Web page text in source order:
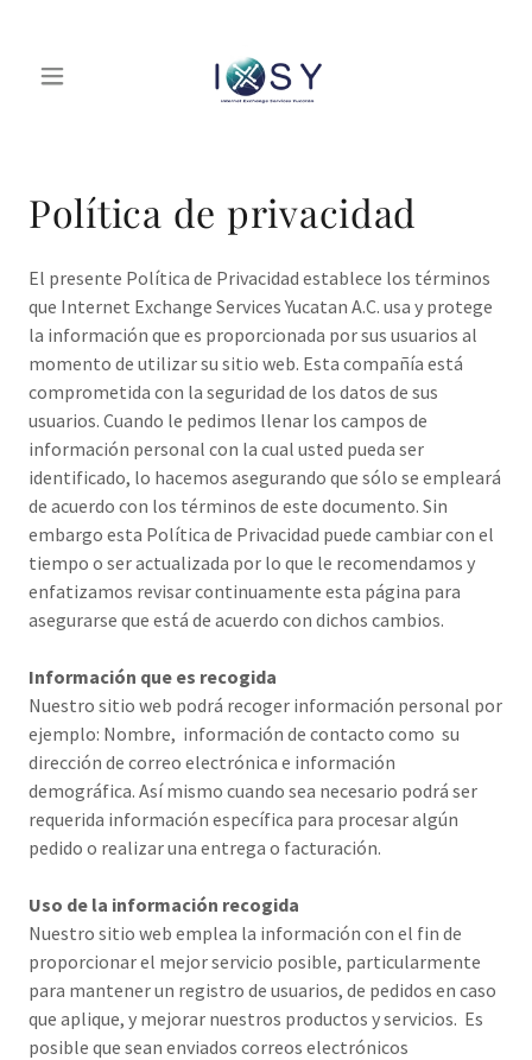
Política de privacidad
El presente Política de Privacidad establece los términos
que Internet Exchange Services Yucatan A.C. usa y protege
la información que es proporcionada por sus usuarios al
momento de utilizar su sitio web. Esta compañía está
comprometida con la seguridad de los datos de sus
usuarios. Cuando le pedimos llenar los campos de
información personal con la cual usted pueda ser
identificado, lo hacemos asegurando que sólo se empleará
de acuerdo con los términos de este documento. Sin
embargo esta Política de Privacidad puede cambiar con el
tiempo o ser actualizada por lo que le recomendamos y
enfatizamos revisar continuamente esta página para
asegurarse que está de acuerdo con dichos cambios.
Información que es recogida
Nuestro sitio web podrá recoger información personal por
ejemplo: Nombre, información de contacto como su
dirección de correo electrónica e información
demográfica. Así mismo cuando sea necesario podrá ser
requerida información específica para procesar algún
pedido o realizar una entrega o facturación.
Uso de la información recogida
Nuestro sitio web emplea la información con el fin de
proporcionar el mejor servicio posible, particularmente
para mantener un registro de usuarios, de pedidos en caso
que aplique, y mejorar nuestros productos y servicios. Es
posible que sean enviados correos electrónicos